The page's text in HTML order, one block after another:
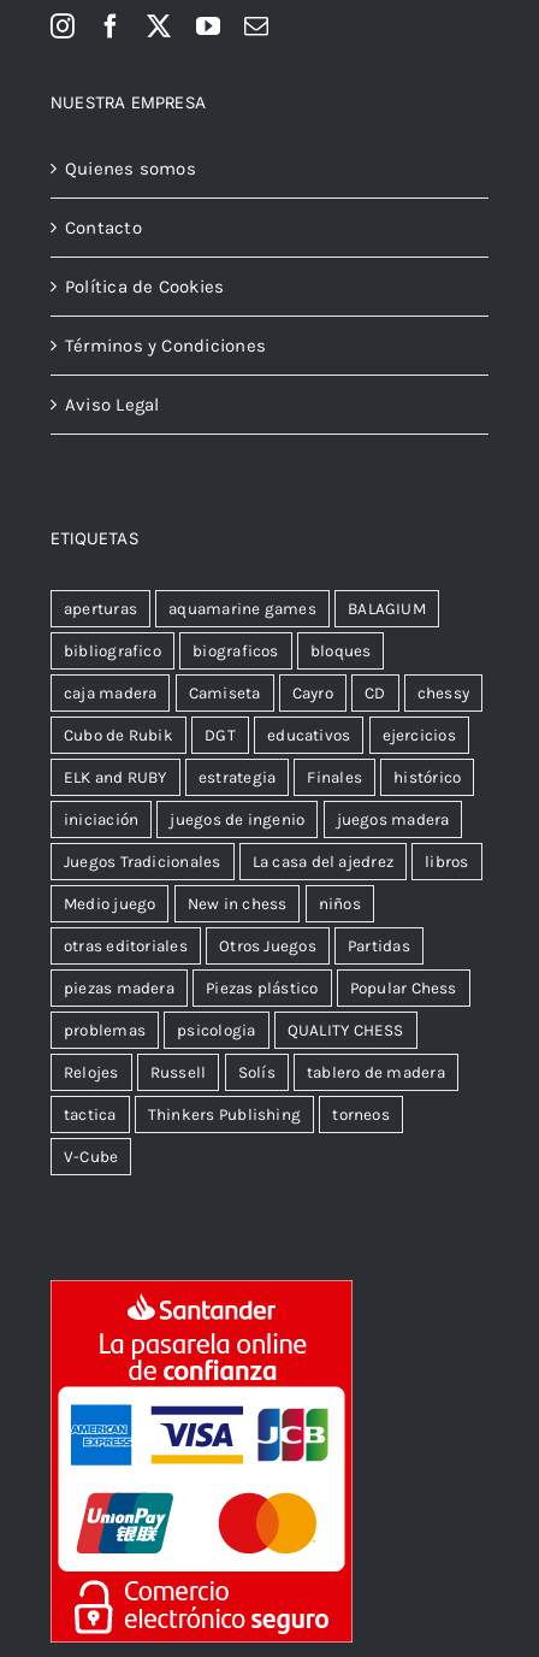
NUESTRA EMPRESA
Quienes somos
Contacto
Política de Cookies
Términos y Condiciones
Aviso Legal
ETIQUETAS
aperturas aquamarine games BALAGIUM
bibliografico biograficos bloques
caja madera Camiseta Cayro CD chessy
Cubo de Rubik DGT educativos ejercicios
ELK and RUBY estrategia Finales histórico
iniciación juegos de ingenio juegos madera
Juegos Tradicionales La casa del ajedrez libros
Medio juego New in chess niños
otras editoriales Otros Juegos Partidas
piezas madera Piezas plástico Popular Chess
problemas psicologia QUALITY CHESS
Relojes Russell Solís tablero de madera
tactica Thinkers Publishing torneos
V-Cube